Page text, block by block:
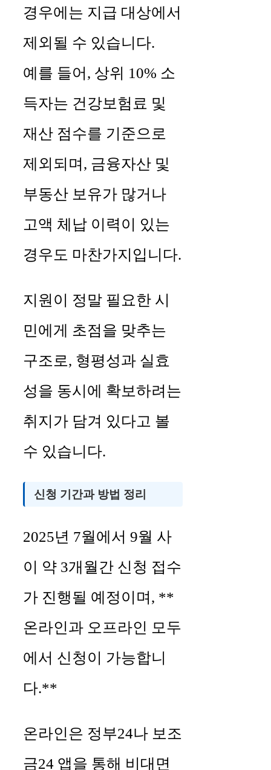
경우에는 지급 대상에서
제외될 수 있습니다.
예를 들어, 상위 10% 소
득자는 건강보험료 및
재산 점수를 기준으로
제외되며, 금융자산 및
부동산 보유가 많거나
고액 체납 이력이 있는
경우도 마찬가지입니다.
지원이 정말 필요한 시
민에게 초점을 맞추는
구조로, 형평성과 실효
성을 동시에 확보하려는
취지가 담겨 있다고 볼
수 있습니다.
신청 기간과 방법 정리
2025년 7월에서 9월 사
이 약 3개월간 신청 접수
가 진행될 예정이며, **
온라인과 오프라인 모두
에서 신청이 가능합니
다.**
온라인은 정부24나 보조
금24 앱을 통해 비대면